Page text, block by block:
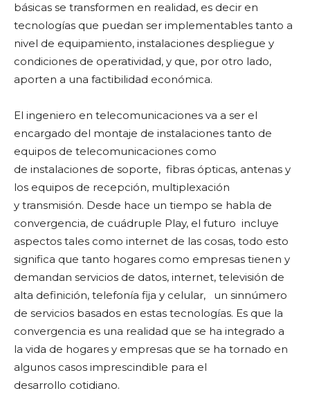
básicas se transformen en realidad, es decir en
tecnologías que puedan ser implementables tanto a
nivel de equipamiento, instalaciones despliegue y
condiciones de operatividad, y que, por otro lado,
aporten a una factibilidad económica.
El ingeniero en telecomunicaciones va a ser el
encargado del montaje de instalaciones tanto de
equipos de telecomunicaciones como
de instalaciones de soporte, fibras ópticas, antenas y
los equipos de recepción, multiplexación
y transmisión. Desde hace un tiempo se habla de
convergencia, de cuádruple Play, el futuro incluye
aspectos tales como internet de las cosas, todo esto
significa que tanto hogares como empresas tienen y
demandan servicios de datos, internet, televisión de
alta definición, telefonía fija y celular, un sinnúmero
de servicios basados en estas tecnologías. Es que la
convergencia es una realidad que se ha integrado a
la vida de hogares y empresas que se ha tornado en
algunos casos imprescindible para el
desarrollo cotidiano.